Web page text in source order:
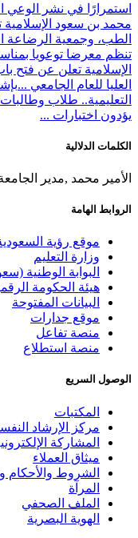
استمرارًا في نشر الوعي
محمد بن سعود
الطب، وجمعية الرضاعة
تنظم معرضا توعويا
الإسلامية تعلن عن فتح
العليا للعام الجامعي ...
التعليمية.. طلاب
يؤدون اختبارات ...
الكلمات الدلالية
الأمير محمد ,مدير
الروابط الهامة
موقع رؤية
وزارة التعليم
البوابة الوطنية
هيئة الحكومة
البيانات المفتوحة
موقع جدارات
منصة تفاعل
منصة استطلاع
الوصول السريع
المكتبات
مركز الإرشاد
المشاركة
ميثاق العملاء
الشروط والأحكام
المرآة
الملف الصحفي
الهوية البصرية